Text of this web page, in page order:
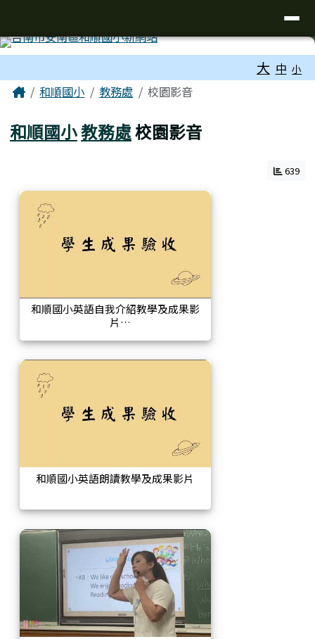
大 中 小
主內容區域
Home和順國小 教務處 校園影音
和順國小教務處校園影音
639
和順國小英語自我介紹教學及成果影
片
和順國小英語朗讀教學及成果影片
頁尾區域